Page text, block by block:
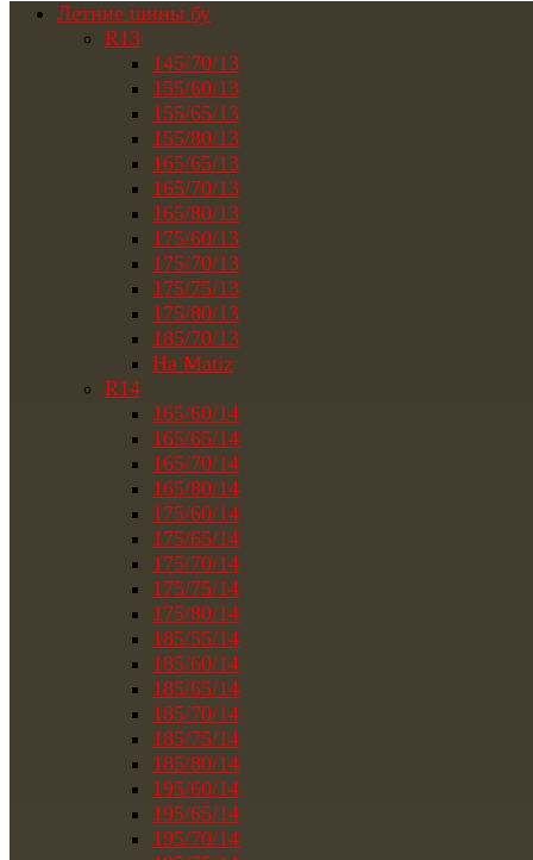
Летние шины бу
R13
145/70/13
155/60/13
155/65/13
155/80/13
165/65/13
165/70/13
165/80/13
175/60/13
175/70/13
175/75/13
175/80/13
185/70/13
На Matiz
R14
165/60/14
165/65/14
165/70/14
165/80/14
175/60/14
175/65/14
175/70/14
175/75/14
175/80/14
185/55/14
185/60/14
185/65/14
185/70/14
185/75/14
185/80/14
195/60/14
195/65/14
195/70/14